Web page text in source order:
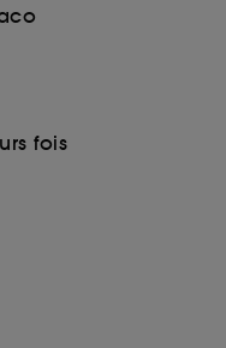
fois